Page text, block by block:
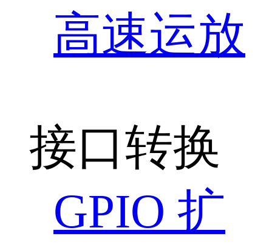
高速运放
接口转换
GPIO 扩